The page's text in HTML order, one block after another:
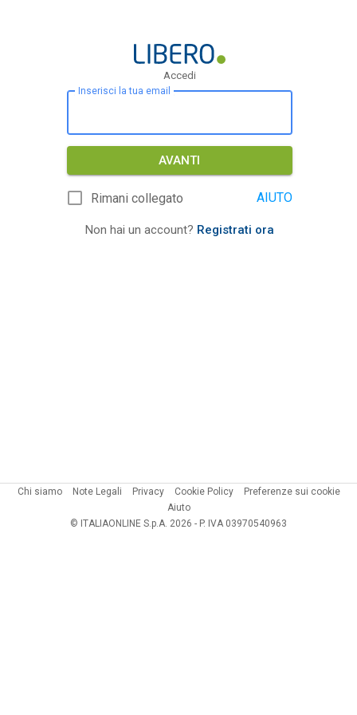
Accedi
Inserisci la tua email
AVANTI
Rimani collegato AIUTO
Non hai un account? Registrati ora
Chi siamo Note Legali Privacy Cookie Policy
Preferenze sui cookie
Aiuto
© ITALIAONLINE S.p.A. 2026 - P. IVA 03970540963